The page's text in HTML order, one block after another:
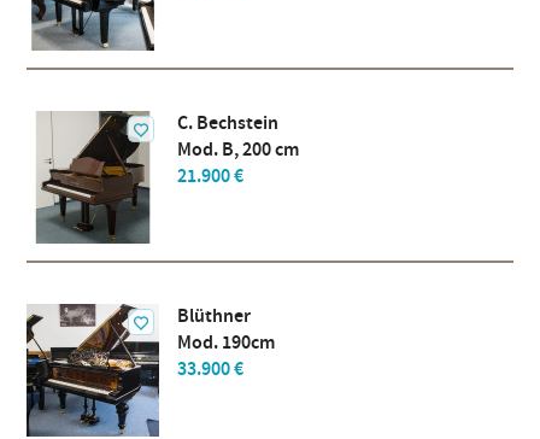
C. Bechstein
Mod. B, 200 cm
21.900 €
Blüthner
Mod. 190cm
33.900 €